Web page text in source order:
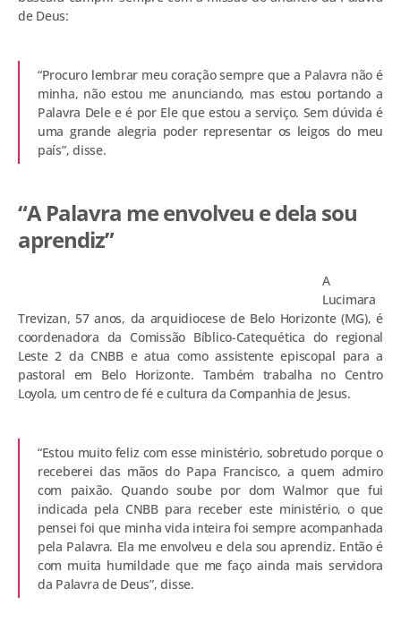
de Deus:
“Procuro lembrar meu coração sempre que a Palavra não é
minha, não estou me anunciando, mas estou portando a
Palavra Dele e é por Ele que estou a serviço. Sem dúvida é
uma grande alegria poder representar os leigos do meu
país”, disse.
“A Palavra me envolveu e dela sou
aprendiz”
A
Lucimara
Trevizan, 57 anos, da arquidiocese de Belo Horizonte (MG), é
coordenadora da Comissão Bíblico-Catequética do regional
Leste 2 da CNBB e atua como assistente episcopal para a
pastoral em Belo Horizonte. Também trabalha no Centro
Loyola, um centro de fé e cultura da Companhia de Jesus.
“Estou muito feliz com esse ministério, sobretudo porque o
receberei das mãos do Papa Francisco, a quem admiro
com paixão. Quando soube por dom Walmor que fui
indicada pela CNBB para receber este ministério, o que
pensei foi que minha vida inteira foi sempre acompanhada
pela Palavra. Ela me envolveu e dela sou aprendiz. Então é
com muita humildade que me faço ainda mais servidora
da Palavra de Deus”, disse.